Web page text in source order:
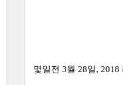
몇일전 3월 28일,